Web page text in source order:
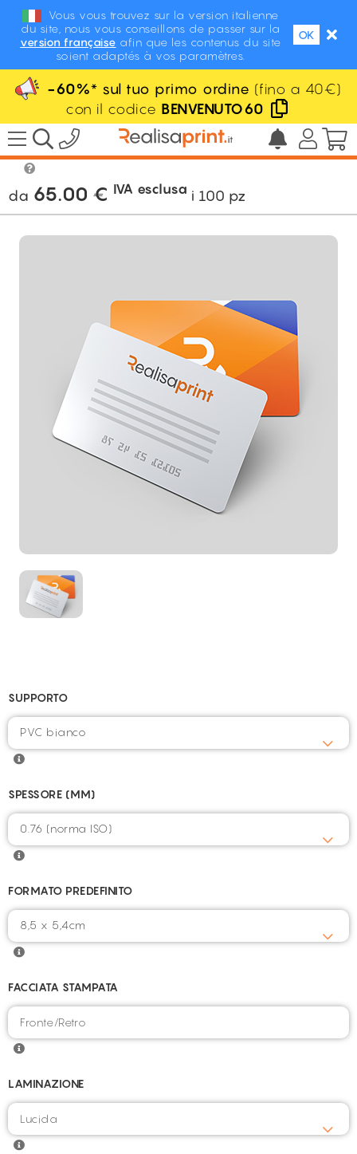
Vous vous trouvez sur la version italienne
du site, nous vous conseillons de passer sur la
version française afin que les contenus du site
soient adaptés à vos paramètres.
OK
-60%* sul tuo primo ordine (fino a 40€)
con il codice BENVENUTO60
/ POS / Display / Eventi / Eventi /
Badge
in PVC
da 65.00 € IVA esclusa i 100 pz
SUPPORTO
PVC bianco
SPESSORE (MM)
0.76 (norma ISO)
FORMATO PREDEFINITO
8,5 x 5,4cm
FACCIATA STAMPATA
LAMINAZIONE